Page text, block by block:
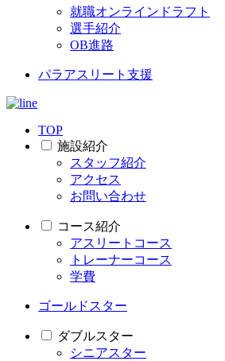
就職オンラインドラフト
選手紹介
OB進路
パラアスリート支援
TOP
施設紹介
スタッフ紹介
アクセス
お問い合わせ
コース紹介
アスリートコース
トレーナーコース
学費
ゴールドスター
ダブルスター
シニアスター